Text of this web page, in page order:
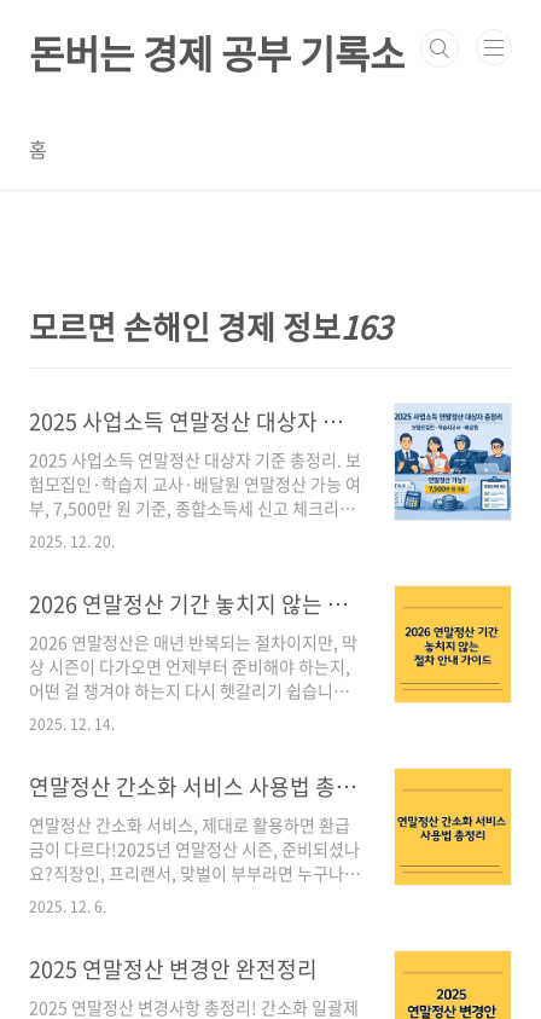
돈버는 경제 공부 기록소
홈
모르면 손해인 경제 정보163
2025 사업소득 연말정산 대상자 완벽 총정리
2025 사업소득 연말정산 대상자 기준 총정리. 보
험모집인·학습지 교사·배달원 연말정산 가능 여
부, 7,500만 원 기준, 종합소득세 신고 체크리스
트. 홈택스 확인법+절세 팁 프리랜서, 보험모집
소득세 신고는 안 해도 되나요?" "내 수입 규모면
연말정산 대상 맞나요?" 같은 고민 많으시죠.
2025년 사업소득 연말정산 기준은 근로소득과
달라서 헷갈리기 쉽습니다. 이 글을 읽으시면 본
인이 연말정산 대상인지 여부부터 세금 처리 흐
름, 절세 팁, FAQ까지 한 번에 파악할 수 있어요.
운 부수입까지 함께 점검하는 방법을 알려드립니
다. 사업소득 연말정산 대상자 확인부터..
2025. 12. 20.
2026 연말정산 기간 놓치지 않는 절차 안내 가이드
2026 연말정산은 매년 반복되는 절차이지만, 막
상 시즌이 다가오면 언제부터 준비해야 하는지,
어떤 걸 챙겨야 하는지 다시 헷갈리기 쉽습니다.
특히 일정 하나만 놓쳐도 환급이 늦어지거나, 생
손해를 보는 분들도 매년 꾸준히 나오고요. 2026
연말정산은 2025년 소득을 기준으로 진행되며,
국세청 홈택스 일정과 회사 내부 마감일이 맞물
려 돌아갑니다. 이 흐름을 제대로 이해하지 못하
면 준비는 했는데도 결과가 아쉬운 상황이 생길
수 있습니다. 반대로 전체 구조와 핵심 포인트만
을 챙기는 것도 충분히 가능합니다. 이 글에서는
2026 연말정산 기간과 일정부터, 실제로 따라
가..
2025. 12. 14.
연말정산 간소화 서비스 사용법 총정리
연말정산 간소화 서비스, 제대로 활용하면 환급
금이 다르다!2025년 연말정산 시즌, 준비되셨나
요?직장인, 프리랜서, 맞벌이 부부라면 누구나 챙
겨야 할 것이 바로 연말정산 간소화 서비스입니
수 있어 번거로운 서류 준비를 줄여줍니다. 하지
만 단순 조회만으로는 끝이 아닙니다.출력 요령,
2025. 12. 6.
2025 연말정산 변경안 완전정리
2025 연말정산 변경사항 총정리! 간소화 일괄제